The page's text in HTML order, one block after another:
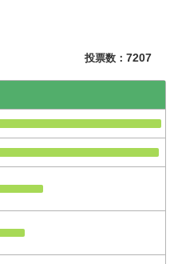
投票数： 7207